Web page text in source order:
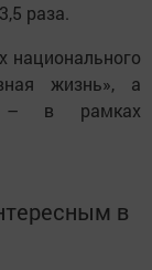
раза.
национального
жизнь», а
– в рамках
в